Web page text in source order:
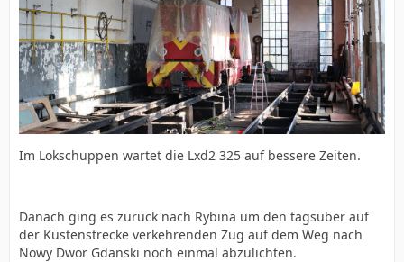
Im Lokschuppen wartet die Lxd2 325 auf bessere Zeiten.
Danach ging es zurück nach Rybina um den tagsüber auf
der Küstenstrecke verkehrenden Zug auf dem Weg nach
Nowy Dwor Gdanski noch einmal abzulichten.